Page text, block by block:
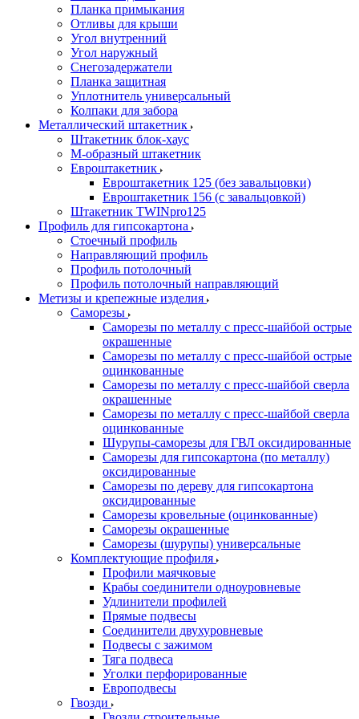
Планка примыкания
Отливы для крыши
Угол внутренний
Угол наружный
Снегозадержатели
Планка защитная
Уплотнитель универсальный
Колпаки для забора
Металлический штакетник
Штакетник блок-хаус
М-образный штакетник
Евроштакетник
Евроштакетник 125 (без завальцовки)
Евроштакетник 156 (с завальцовкой)
Штакетник TWINpro125
Профиль для гипсокартона
Стоечный профиль
Направляющий профиль
Профиль потолочный
Профиль потолочный направляющий
Метизы и крепежные изделия
Саморезы
Саморезы по металлу с пресс-шайбой острые
окрашенные
Саморезы по металлу с пресс-шайбой острые
оцинкованные
Саморезы по металлу с пресс-шайбой сверла
окрашенные
Саморезы по металлу с пресс-шайбой сверла
оцинкованные
Шурупы-саморезы для ГВЛ оксидированные
Саморезы для гипсокартона (по металлу)
оксидированные
Саморезы по дереву для гипсокартона
оксидированные
Саморезы кровельные (оцинкованные)
Саморезы окрашенные
Саморезы (шурупы) универсальные
Комплектующие профиля
Профили маячковые
Крабы соединители одноуровневые
Удлинители профилей
Прямые подвесы
Соединители двухуровневые
Подвесы с зажимом
Тяга подвеса
Уголки перфорированные
Европодвесы
Гвозди